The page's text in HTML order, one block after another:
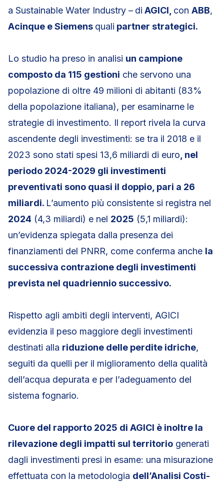
a Sustainable Water Industry – di AGICI, con ABB,
Acinque e Siemens quali partner strategici.
Lo studio ha preso in analisi un campione
composto da 115 gestioni che servono una
popolazione di oltre 49 milioni di abitanti (83%
della popolazione italiana), per esaminarne le
strategie di investimento. Il report rivela la curva
ascendente degli investimenti: se tra il 2018 e il
2023 sono stati spesi 13,6 miliardi di euro , nel
periodo 2024-2029 gli investimenti
preventivati sono quasi il doppio, pari a 26
miliardi. L’aumento più consistente si registra nel
2024 (4,3 miliardi) e nel 2025 (5,1 miliardi):
un’evidenza spiegata dalla presenza dei
finanziamenti del PNRR, come conferma anche la
successiva contrazione degli investimenti
prevista nel quadriennio successivo.
Rispetto agli ambiti degli interventi, AGICI
evidenzia il peso maggiore degli investimenti
destinati alla riduzione delle perdite idriche,
seguiti da quelli per il miglioramento della qualità
dell’acqua depurata e per l’adeguamento del
sistema fognario.
Cuore del rapporto 2025 di AGICI è inoltre la
rilevazione degli impatti sul territorio generati
dagli investimenti presi in esame: una misurazione
effettuata con la metodologia dell’Analisi Costi-